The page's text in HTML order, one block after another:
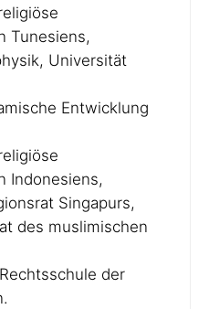
Tunesiens,
Universität
Entwicklung
Indonesiens,
Singapurs,
des muslimischen
der